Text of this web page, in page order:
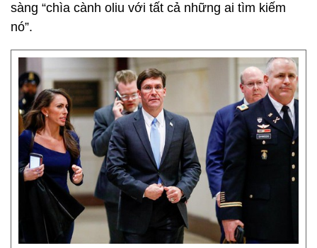
sàng “chìa cành oliu với tất cả những ai tìm kiếm
nó”.